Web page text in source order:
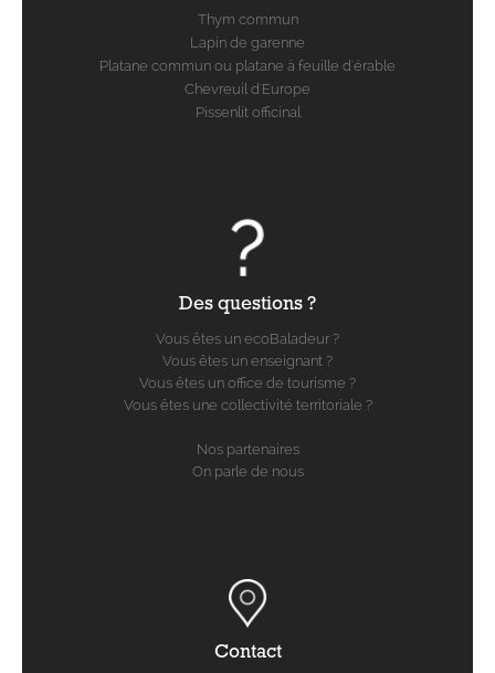
Thym commun
Lapin de garenne
Platane commun ou platane à feuille d'érable
Chevreuil d'Europe
Pissenlit officinal
Des questions ?
Vous êtes un ecoBaladeur ?
Vous êtes un enseignant ?
Vous êtes un office de tourisme ?
Vous êtes une collectivité territoriale ?
Nos partenaires
On parle de nous
Contact